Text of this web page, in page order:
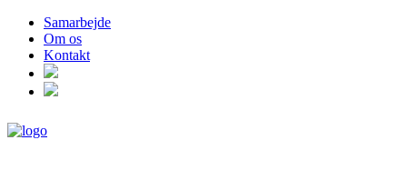
Samarbejde
Om os
Kontakt